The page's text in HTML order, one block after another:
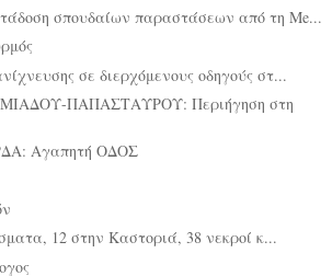
σπουδαίων παραστάσεων από τη Me...
σε διερχόμενους οδηγούς στ...
ΠΑΠΑΣΤΑΥΡΟΥ: Περιήγηση στη
Αγαπητή ΟΔΟΣ
12 στην Καστοριά, 38 νεκροί κ...